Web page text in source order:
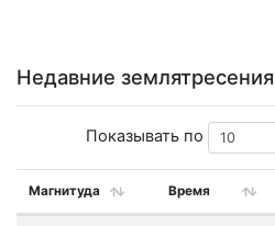
Недавние землятресения
Показывать по
Магнитуда Время